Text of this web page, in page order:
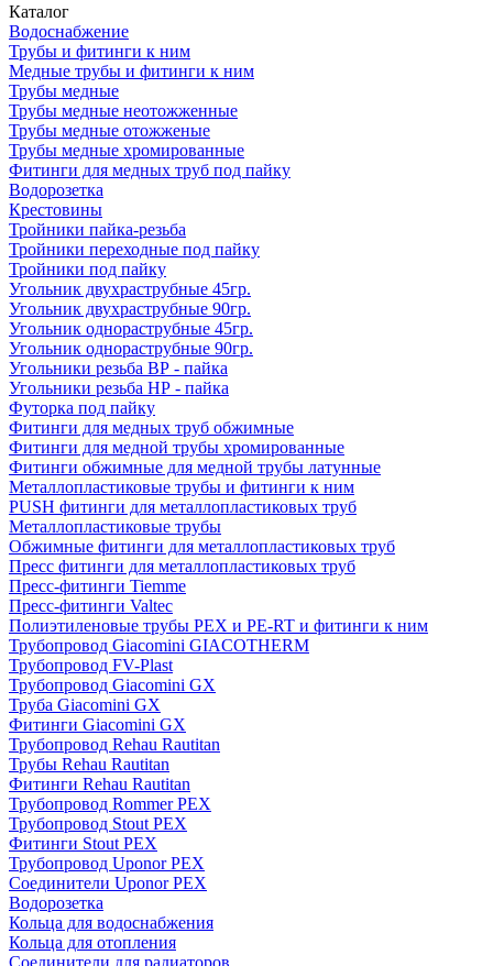
Каталог
Водоснабжение
Трубы и фитинги к ним
Медные трубы и фитинги к ним
Трубы медные
Трубы медные неотожженные
Трубы медные отожженые
Трубы медные хромированные
Фитинги для медных труб под пайку
Водорозетка
Крестовины
Тройники пайка-резьба
Тройники переходные под пайку
Тройники под пайку
Угольник двухраструбные 45гр.
Угольник двухраструбные 90гр.
Угольник однораструбные 45гр.
Угольник однораструбные 90гр.
Угольники резьба ВР - пайка
Угольники резьба НР - пайка
Футорка под пайку
Фитинги для медных труб обжимные
Фитинги для медной трубы хромированные
Фитинги обжимные для медной трубы латунные
Металлопластиковые трубы и фитинги к ним
PUSH фитинги для металлопластиковых труб
Металлопластиковые трубы
Обжимные фитинги для металлопластиковых труб
Пресс фитинги для металлопластиковых труб
Пресс-фитинги Tiemme
Пресс-фитинги Valtec
Полиэтиленовые трубы PEX и PE-RT и фитинги к ним
Трубопровод Giacomini GIACOTHERM
Трубопровод FV-Plast
Трубопровод Giacomini GX
Труба Giacomini GX
Фитинги Giacomini GX
Трубопровод Rehau Rautitan
Трубы Rehau Rautitan
Фитинги Rehau Rautitan
Трубопровод Rommer PEX
Трубопровод Stout PEX
Фитинги Stout PEX
Трубопровод Uponor PEX
Соединители Uponor PEX
Водорозетка
Кольца для водоснабжения
Кольца для отопления
Соединители для радиаторов